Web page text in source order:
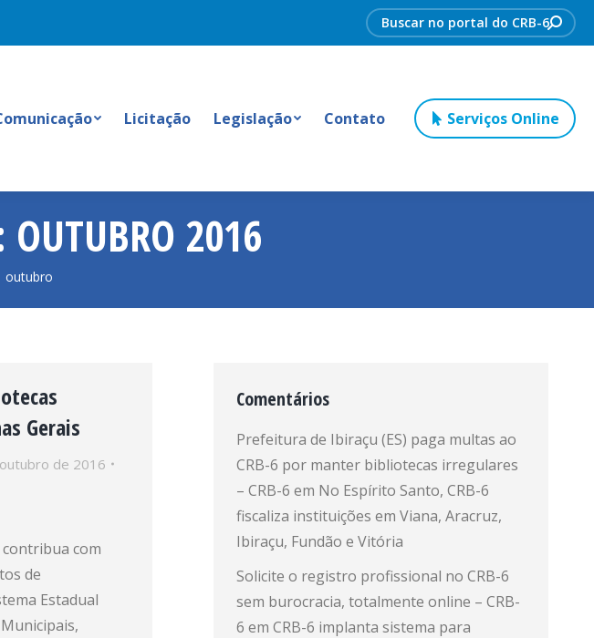
Search:
Licitação Legislação Contato Serviços Online
OUTUBRO 2016
outubro
Gerais
de 2016
com
de
Estadual
Comentários
Prefeitura de Ibiraçu (ES) paga multas ao
CRB-6 por manter bibliotecas irregulares
– CRB-6 em No Espírito Santo, CRB-6
fiscaliza instituições em Viana, Aracruz,
Ibiraçu, Fundão e Vitória
Solicite o registro profissional no CRB-6
sem burocracia, totalmente online – CRB-
6 em CRB-6 implanta sistema para